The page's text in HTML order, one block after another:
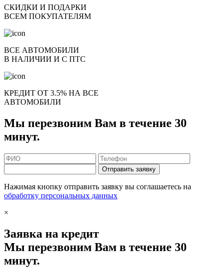
СКИДКИ И ПОДАРКИ
ВСЕМ ПОКУПАТЕЛЯМ
ВСЕ АВТОМОБИЛИ
В НАЛИЧИИ И С ПТС
КРЕДИТ ОТ 3.5% НА ВСЕ
АВТОМОБИЛИ
Мы перезвоним Вам в течение 30
минут.
Отправить заявку
Нажимая кнопку отправить заявку вы соглашаетесь на
обработку персональных данных
×
Заявка на кредит
Мы перезвоним Вам в течение 30
минут.